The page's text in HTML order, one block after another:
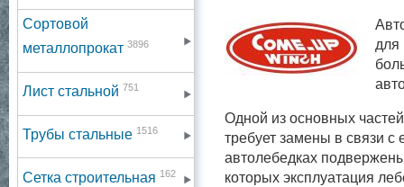
Сортовой
металлопрокат 3896
Лист стальной 751
Трубы стальные 1516
Сетка строительная 162
для
Одной из основных
требует замены в связи с
автолебедках
которых эксплуатация